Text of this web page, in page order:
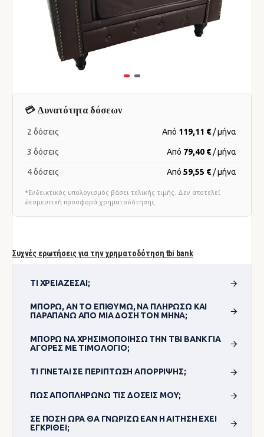
Συχνές ερωτήσεις για την χρηματοδότηση tbi bank
ΤΙ ΧΡΕΙΆΖΕΣΑΙ;
ΜΠΟΡΏ, ΑΝ ΤΟ ΕΠΙΘΥΜΏ, ΝΑ ΠΛΗΡΏΣΩ ΚΑΙ
ΠΑΡΑΠΆΝΩ ΑΠΌ ΜΊΑ ΔΌΣΗ ΤΟΝ ΜΉΝΑ;
ΜΠΟΡΏ ΝΑ ΧΡΗΣΙΜΟΠΟΊΗΣΩ ΤΗΝ TBI BANK ΓΙΑ
ΑΓΟΡΈΣ ΜΕ ΤΙΜΟΛΌΓΙΟ;
ΤΙ ΓΊΝΕΤΑΙ ΣΕ ΠΕΡΊΠΤΩΣΗ ΑΠΌΡΡΙΨΗΣ;
ΠΏΣ ΑΠΟΠΛΗΡΏΝΩ ΤΙΣ ΔΌΣΕΙΣ ΜΟΥ;
ΣΕ ΠΌΣΗ ΏΡΑ ΘΑ ΓΝΩΡΊΖΩ ΕΆΝ Η ΑΊΤΗΣΗ ΈΧΕΙ
ΕΓΚΡΙΘΕΊ;
💳 Δυνατότητα δόσεων
2 δόσεις Από 119,11 € / μήνα
3 δόσεις Από 79,40 € / μήνα
4 δόσεις Από 59,55 € / μήνα
*Ενδεικτικός υπολογισμός βάσει τελικής τιμής. Δεν αποτελεί
δεσμευτική προσφορά χρηματοδότησης.